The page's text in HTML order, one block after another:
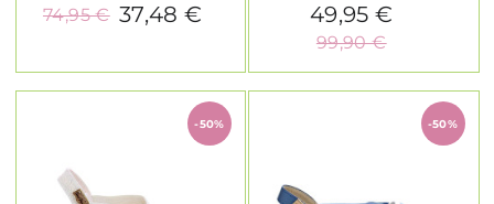
37,48 €
74,95 € 49,95 €
99,90 €
-50% -50%